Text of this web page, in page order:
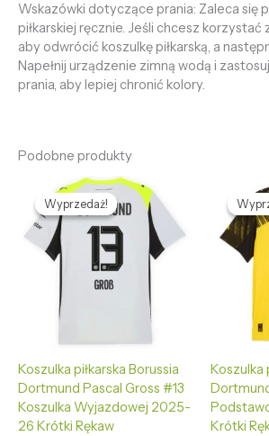
Wskazówki dotyczące prania: Zaleca się
piłkarskiej ręcznie. Jeśli chcesz korzystać
aby odwrócić koszulkę piłkarską, a
Napełnij urządzenie zimną wodą i
prania, aby lepiej chronić kolory.
Podobne produkty
Wyprzedaż!
Wyprzedaż!
Koszulka piłkarska Borussia
Dortmund Pascal Gross #13
Koszulka Wyjazdowej 2025-
26 Krótki Rękaw
Pierwotna
cena
wynosiła:
475,68 zł.
Aktualna
cena
wynosi:
133,56 zł.
Koszulka
Krótki